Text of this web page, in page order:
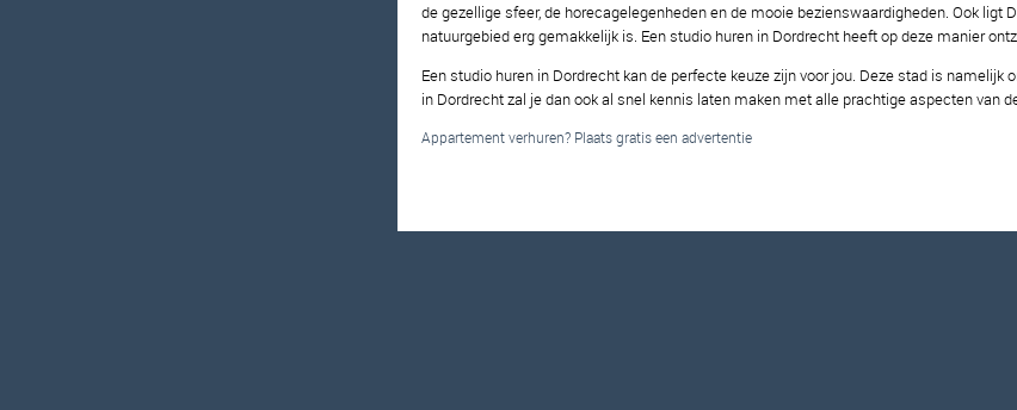
de gezellige sfeer, de horecagelegenheden en de mooie bezienswaardigheden. Ook
natuurgebied erg gemakkelijk is. Een studio huren in Dordrecht heeft op deze manier
Een studio huren in Dordrecht kan de perfecte keuze zijn voor jou. Deze stad is
in Dordrecht zal je dan ook al snel kennis laten maken met alle prachtige aspecten van
Appartement verhuren? Plaats gratis een advertentie